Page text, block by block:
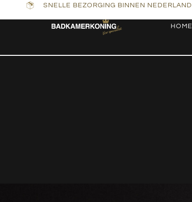
SNELLE BEZORGING BINNEN NEDERLAND
HOME